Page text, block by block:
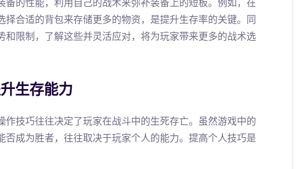
的性能，利用自己的战术来弥补装备上的短板。例如，在
择合适的背包来存储更多的物资，是提升生存率的关键。同
和限制，了解这些并灵活应对，将为玩家带来更多的战术选
生存能力
技巧往往决定了玩家在战斗中的生死存亡。虽然游戏中的
否成为胜者，往往取决于玩家个人的能力。提高个人技巧是